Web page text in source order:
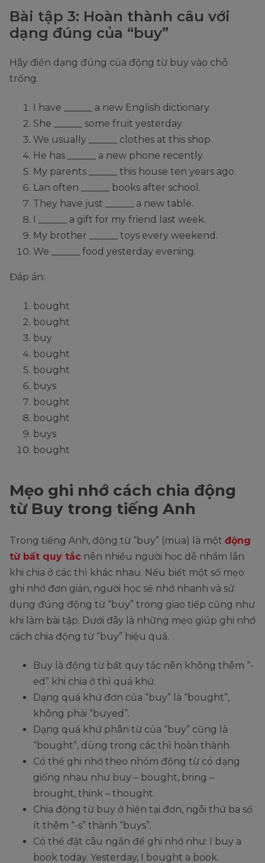
Bài tập 3: Hoàn thành câu với
dạng đúng của “buy”
Hãy điền dạng đúng của động từ buy vào chỗ
trống.
I have ______ a new English dictionary.
She ______ some fruit yesterday.
We usually ______ clothes at this shop.
He has ______ a new phone recently.
My parents ______ this house ten years ago.
Lan often ______ books after school.
They have just ______ a new table.
I ______ a gift for my friend last week.
My brother ______ toys every weekend.
We ______ food yesterday evening.
Đáp án:
bought
bought
buy
bought
bought
buys
bought
bought
buys
bought
Mẹo ghi nhớ cách chia động
từ Buy trong tiếng Anh
Trong tiếng Anh, động từ “buy” (mua) là một động
từ bất quy tắc nên nhiều người học dễ nhầm lẫn
khi chia ở các thì khác nhau. Nếu biết một số mẹo
ghi nhớ đơn giản, người học sẽ nhớ nhanh và sử
dụng đúng động từ “buy” trong giao tiếp cũng như
khi làm bài tập. Dưới đây là những mẹo giúp ghi nhớ
cách chia động từ “buy” hiệu quả.
Buy là động từ bất quy tắc nên không thêm “-
ed” khi chia ở thì quá khứ.
Dạng quá khứ đơn của “buy” là “bought”,
không phải “buyed”.
Dạng quá khứ phân từ của “buy” cũng là
“bought”, dùng trong các thì hoàn thành.
Có thể ghi nhớ theo nhóm động từ có dạng
giống nhau như buy – bought, bring –
brought, think – thought.
Chia động từ buy ở hiện tại đơn, ngôi thứ ba số
ít thêm “-s” thành “buys”.
Có thể đặt câu ngắn để ghi nhớ như: I buy a
book today. Yesterday, I bought a book.